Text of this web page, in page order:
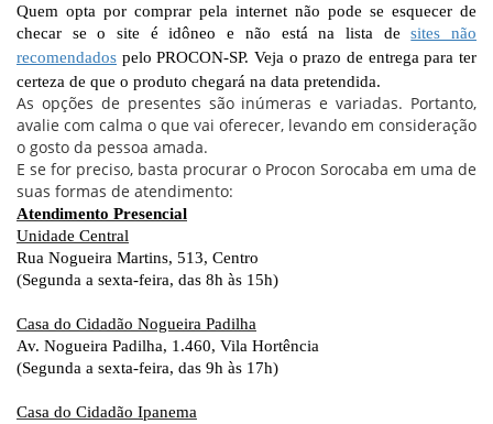
Quem opta por comprar pela internet não pode se esquecer de
checar se o site é idôneo e não está na lista desites não
recomendados pelo PROCON-SP. Veja o prazo de entrega para ter
certeza de que o produto chegará na data pretendida.
As opções de presentes são inúmeras e variadas. Portanto,
avalie com calma o que vai oferecer, levando em consideração
o gosto da pessoa amada.
E se for preciso, basta procurar o Procon Sorocaba em uma de
suas formas de atendimento:
Atendimento Presencial
Unidade Central
Rua Nogueira Martins, 513, Centro
(Segunda a sexta-feira, das 8h às 15h)
Casa do Cidadão Nogueira Padilha
Av. Nogueira Padilha, 1.460, Vila Hortência
(Segunda a sexta-feira, das 9h às 17h)
Casa do Cidadão Ipanema